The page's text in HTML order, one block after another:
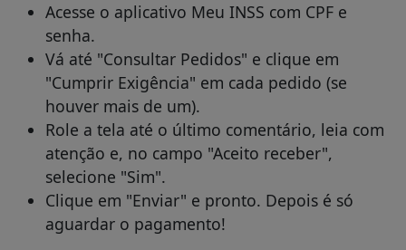
Acesse o aplicativo Meu INSS com CPF e
senha.
Vá até "Consultar Pedidos" e clique em
"Cumprir Exigência" em cada pedido (se
houver mais de um).
Role a tela até o último comentário, leia com
atenção e, no campo "Aceito receber",
selecione "Sim".
Clique em "Enviar" e pronto. Depois é só
aguardar o pagamento!